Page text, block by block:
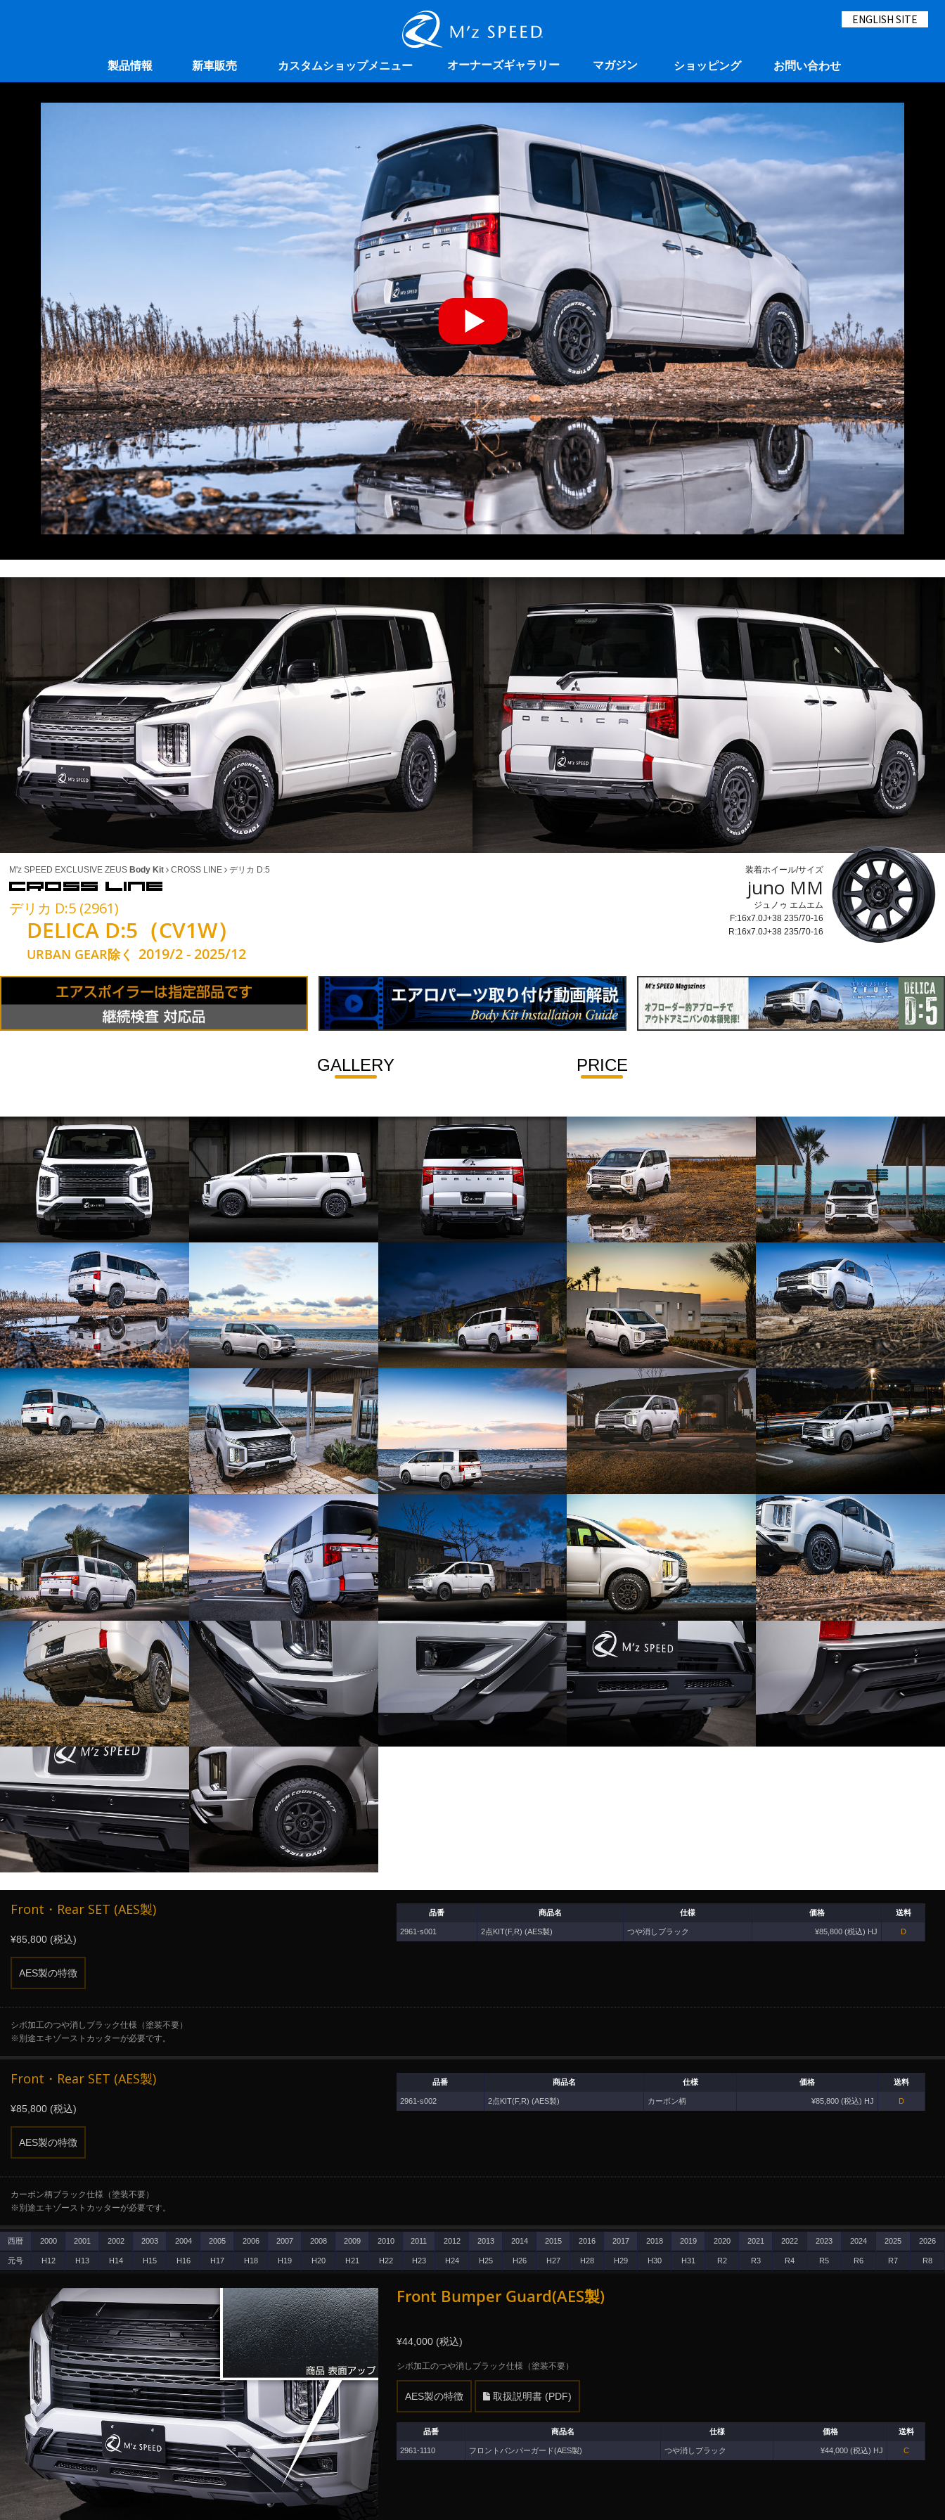
ENGLISH SITE
製品情報 新車販売 カスタムショップメニュー オーナーズギャラリー マガジン ショッピング お問い合わせ
M'z SPEED EXCLUSIVE ZEUS Body Kit CROSS LINE デリカ D:5
デリカ D:5 (2961)
DELICA D:5（CV1W）
URBAN GEAR除く 2019/2 - 2025/12
装着ホイール/サイズ
juno MM
ジュノゥ エムエム
F:16x7.0J+38 235/70-16
R:16x7.0J+38 235/70-16
GALLERY PRICE
Front・Rear SET (AES製)
¥85,800 (税込)
AES製の特徴
品番 商品名 仕様 価格 送料
2961-s001 2点KIT(F,R) (AES製) つや消しブラック ¥85,800 (税込) HJ D
シボ加工のつや消しブラック仕様（塗装不要）
※別途エキゾーストカッターが必要です。
Front・Rear SET (AES製)
¥85,800 (税込)
AES製の特徴
品番 商品名 仕様 価格 送料
2961-s002 2点KIT(F,R) (AES製) カーボン柄 ¥85,800 (税込) HJ D
カーボン柄ブラック仕様（塗装不要）
※別途エキゾーストカッターが必要です。
西暦 2000 2001 2002 2003 2004 2005 2006 2007 2008 2009 2010 2011 2012 2013 2014 2015 2016 2017 2018 2019 2020 2021 2022 2023 2024 2025 2026
元号 H12 H13 H14 H15 H16 H17 H18 H19 H20 H21 H22 H23 H24 H25 H26 H27 H28 H29 H30 H31 R2 R3 R4 R5 R6 R7 R8
Front Bumper Guard(AES製)
¥44,000 (税込)
シボ加工のつや消しブラック仕様（塗装不要）
AES製の特徴 取扱説明書 (PDF)
品番 商品名 仕様 価格 送料
2961-1110 フロントバンパーガード(AES製) つや消しブラック ¥44,000 (税込) HJ C